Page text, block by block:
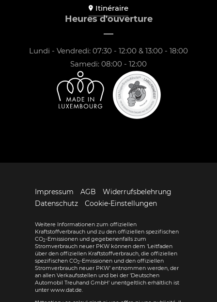
Itinéraire
Heures d'ouverture
Lundi - Vendredi: 07:30 - 12:00 & 13:00 - 18:00
Samedi: 08:00 - 12:00
Impressum AGB
Widerrufsbelehrung
Datenschutz
Cookie-Einstellungen
Weitere Informationen zum offiziellen
Kraftstoffverbrauch und zu den offiziellen spezifischen
CO2-Emissionen und gegebenenfalls zum
Stromverbrauch neuer PKW können dem 'Leitfaden
über den offiziellen Kraftstoffverbrauch, die offiziellen
spezifischen CO2-Emissionen und den offiziellen
Stromverbrauch neuer PKW' entnommen werden, der
an allen Verkaufsstellen und bei der 'Deutschen
Automobil Treuhand GmbH' unentgeltlich erhältlich ist
unter www.dat.de.